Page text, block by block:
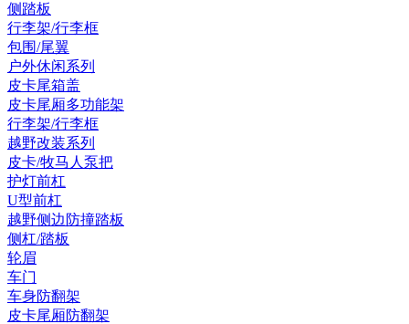
侧踏板
行李架/行李框
包围/尾翼
户外休闲系列
皮卡尾箱盖
皮卡尾厢多功能架
行李架/行李框
越野改装系列
皮卡/牧马人泵把
护灯前杠
U型前杠
越野侧边防撞踏板
侧杠/踏板
轮眉
车门
车身防翻架
皮卡尾厢防翻架